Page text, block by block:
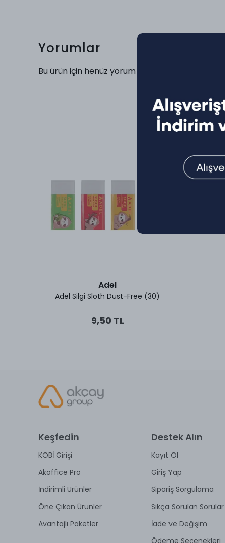
Yorumlar
Bu ürün için henüz yorum yapılmamış.
Adel
Adel Silgi Sloth Dust-Free (30)
9,50 TL
Keşfedin
KOBİ Girişi
Akoffice Pro
İndirimli Ürünler
Öne Çıkan Ürünler
Avantajlı Paketler
Destek Alın
Kayıt Ol
Giriş Yap
Sipariş Sorgulama
Sıkça Sorulan Sorular
İade ve Değişim